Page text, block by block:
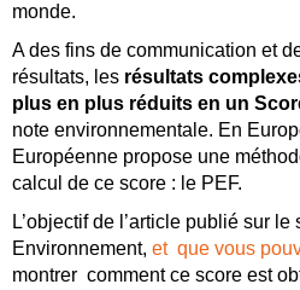
monde.
A des fins de communication et
résultats, les résultats
plus en plus réduits en un
note environnementale. En
Européenne propose une
calcul de ce score : le PEF.
L’objectif de l’article publié sur le
Environnement, et que vous
montrer comment ce score est